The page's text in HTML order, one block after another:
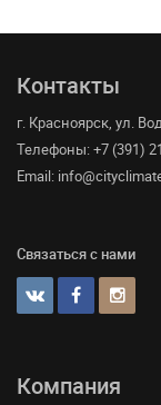
Контакты
г. Красноярск, ул.
Телефоны: +7 (391)
Email:
Связаться с нами
Компания